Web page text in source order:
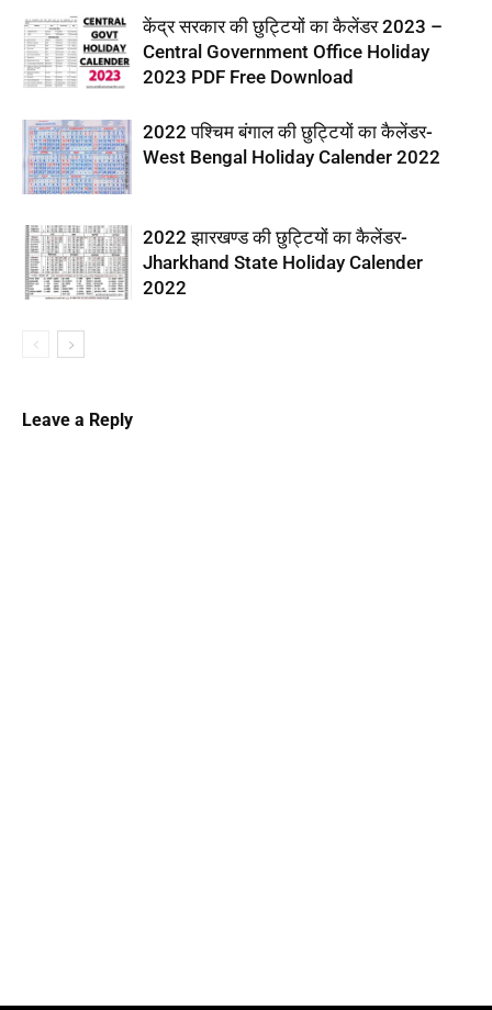
केंद्र सरकार की छुट्टियों का कैलेंडर 2023 –
Central Government Office Holiday
2023 PDF Free Download
2022 पश्चिम बंगाल की छुट्टियों का कैलेंडर-
West Bengal Holiday Calender 2022
2022 झारखण्ड की छुट्टियों का कैलेंडर-
Jharkhand State Holiday Calender
2022
Leave a Reply